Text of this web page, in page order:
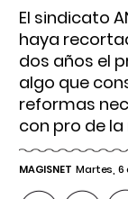
El sindicato
haya
dos años el
algo que
reformas
con pro de
MAGISNET Martes, 6